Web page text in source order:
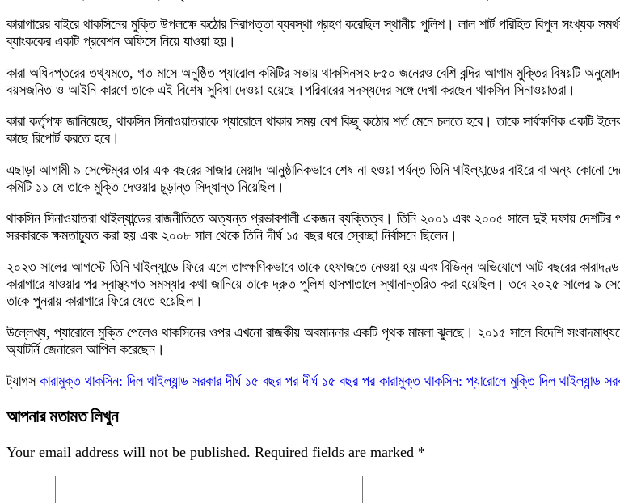
কারাগারের বাইরে থাকসিনের মুক্তি উপলক্ষে কঠোর নিরাপত্তা ব্যবস্থা গ্রহণ করেছিল স্থানীয় পুলিশ। লাল শার্ট পরিহিত বিপুল সংখ্যক
ব্যাংককের একটি প্রবেশন অফিসে নিয়ে যাওয়া হয়।
কারা অধিদপ্তরের তথ্যমতে, গত মাসে অনুষ্ঠিত প্যারোল কমিটির সভায় থাকসিনসহ ৮৫০ জনেরও বেশি বন্দির আগাম মুক্তির বিষয়টি
বয়সজনিত ও আইনি কারণে তাকে এই বিশেষ সুবিধা দেওয়া হয়েছে। পরিবারের সদস্যদের সঙ্গে দেখা করছেন থাকসিন সিনাওয়াতরা।
কারা কর্তৃপক্ষ জানিয়েছে, থাকসিন সিনাওয়াতরাকে প্যারোলে থাকার সময় বেশ কিছু কঠোর শর্ত মেনে চলতে হবে। তাকে সার্বক্ষণিক একটি
কাছে রিপোর্ট করতে হবে।
এছাড়া আগামী ৯ সেপ্টেম্বর তার এক বছরের সাজার মেয়াদ আনুষ্ঠানিকভাবে শেষ না হওয়া পর্যন্ত তিনি থাইল্যান্ডের বাইরে বা অন্য
কমিটি ১১ মে তাকে মুক্তি দেওয়ার চূড়ান্ত সিদ্ধান্ত নিয়েছিল।
থাকসিন সিনাওয়াতরা থাইল্যান্ডের রাজনীতিতে অত্যন্ত প্রভাবশালী একজন ব্যক্তিত্ব। তিনি ২০০১ এবং ২০০৫ সালে দুই দফায় দেশটির
সরকারকে ক্ষমতাচ্যুত করা হয় এবং ২০০৮ সাল থেকে তিনি দীর্ঘ ১৫ বছর ধরে স্বেচ্ছা নির্বাসনে ছিলেন।
২০২৩ সালের আগস্টে তিনি থাইল্যান্ডে ফিরে এলে তাৎক্ষণিকভাবে তাকে হেফাজতে নেওয়া হয় এবং বিভিন্ন অভিযোগে আট বছরের
কারাগারে যাওয়ার পর স্বাস্থ্যগত সমস্যার কথা জানিয়ে তাকে দ্রুত পুলিশ হাসপাতালে স্থানান্তরিত করা হয়েছিল। তবে ২০২৫ সালের ৯
তাকে পুনরায় কারাগারে ফিরে যেতে হয়েছিল।
উল্লেখ্য, প্যারোলে মুক্তি পেলেও থাকসিনের ওপর এখনো রাজকীয় অবমাননার একটি পৃথক মামলা ঝুলছে। ২০১৫ সালে বিদেশি
অ্যাটর্নি জেনারেল আপিল করেছেন।
ট্যাগস কারামুক্ত থাকসিন: দিল থাইল্যান্ড সরকার দীর্ঘ ১৫ বছর পর দীর্ঘ ১৫ বছর পর কারামুক্ত থাকসিন: প্যারোলে মুক্তি দিল থাইল্যান্ড
আপনার মতামত লিখুন
Your email address will not be published. Required fields are marked *